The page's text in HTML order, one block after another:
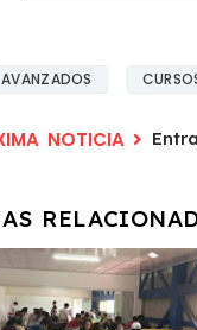
AVANZADOS